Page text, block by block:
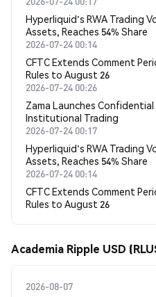
Hyperliquid's RWA Trading
Assets, Reaches 54% Share
2026-07-24 00:14
CFTC Extends Comment
Rules to August 26
2026-07-24 00:26
Zama Launches
Institutional Trading
2026-07-24 00:17
Hyperliquid's RWA Trading
Assets, Reaches 54% Share
2026-07-24 00:14
CFTC Extends Comment
Rules to August 26
Academia Ripple USD
2026-08-07